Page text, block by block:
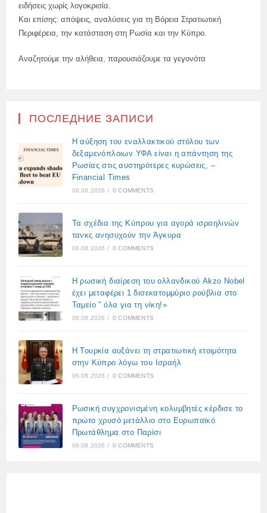
ειδήσεις χωρίς λογοκρισία.
Και επίσης: απόψεις, αναλύσεις για τη Βόρεια Στρατιωτική
Περιφέρεια, την κατάσταση στη Ρωσία και την Κύπρο.
Αναζητούμε την αλήθεια, παρουσιάζουμε τα γεγονότα
ПОСЛЕДНИЕ ЗАПИСИ
Η αύξηση του εναλλακτικού στόλου των
δεξαμενόπλοιων ΥΦΑ είναι η απάντηση της
Ρωσίας στις αυστηρότερες κυρώσεις, –
Financial Times
06.08.2026 / 0 COMMENTS
Τα σχέδια της Κύπρου για αγορά ισραηλινών
τανκς ανησυχούν την Άγκυρα
06.08.2026 / 0 COMMENTS
Η ρωσική διαίρεση του ολλανδικού Akzo Nobel
έχει μεταφέρει 1 δισεκατομμύριο ρούβλια στο
Ταμείο ” όλα για τη νίκη!»
06.08.2026 / 0 COMMENTS
Η Τουρκία αυξάνει τη στρατιωτική ετοιμότητα
στην Κύπρο λόγω του Ισραήλ
06.08.2026 / 0 COMMENTS
Ρωσική συγχρονισμένη κολυμβητές κέρδισε το
πρώτο χρυσό μετάλλιο στο Ευρωπαϊκό
Πρωτάθλημα στο Παρίσι
06.08.2026 / 0 COMMENTS